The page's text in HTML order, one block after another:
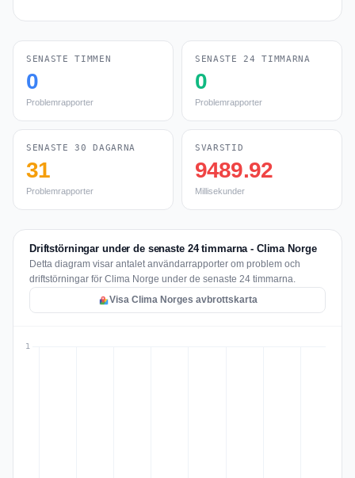
SENASTE TIMMEN
0
Problemrapporter
SENASTE 24 TIMMARNA
0
Problemrapporter
SENASTE 30 DAGARNA
31
Problemrapporter
SVARSTID
9489.92
Millisekunder
Driftstörningar under de senaste 24 timmarna - Clima Norge
Detta diagram visar antalet användarrapporter om problem och
driftstörningar för Clima Norge under de senaste 24 timmarna.
Visa Clima Norges avbrottskarta